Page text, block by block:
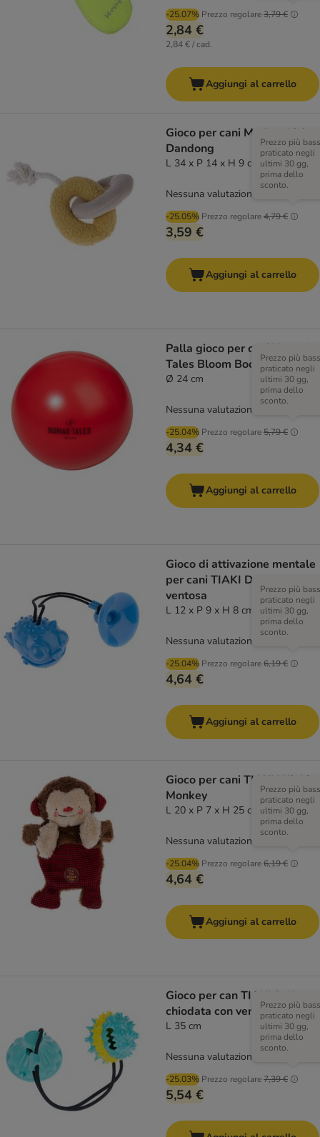
-25.07% Prezzo regolare3,79 €
2,84 €
2,84 € / cad.
Aggiungi al carrello
Gioco per cani Modern Living
Dandong
L 34 x P 14 x H 9 cm
-25.05% Prezzo regolare4,79 €
Prezzo più
praticato negli
ultimi 30 gg,
prima dello
sconto.
3,59 €
Nessuna valutazione
Aggiungi al carrello
Palla gioco per cani Nomad
Tales Bloom Boomer
Ø 24 cm
-25.04% Prezzo regolare5,79 €
Prezzo più
praticato negli
ultimi 30 gg,
prima dello
sconto.
4,34 €
Nessuna valutazione
Aggiungi al carrello
Gioco di attivazione mentale
per cani TIAKI Drago con
ventosa
L 12 x P 9 x H 8 cm
-25.04% Prezzo regolare6,19 €
Prezzo più
praticato negli
ultimi 30 gg,
prima dello
sconto.
4,64 €
Nessuna valutazione
Aggiungi al carrello
Gioco per cani TIAKI Winkie
Monkey
L 20 x P 7 x H 25 cm
-25.04% Prezzo regolare6,19 €
Prezzo più
praticato negli
ultimi 30 gg,
prima dello
sconto.
4,64 €
Nessuna valutazione
Aggiungi al carrello
Gioco per can TIAKI Palla
chiodata con ventosa
L 35 cm
-25.03% Prezzo regolare7,39 €
Prezzo più
praticato negli
ultimi 30 gg,
prima dello
sconto.
5,54 €
Nessuna valutazione